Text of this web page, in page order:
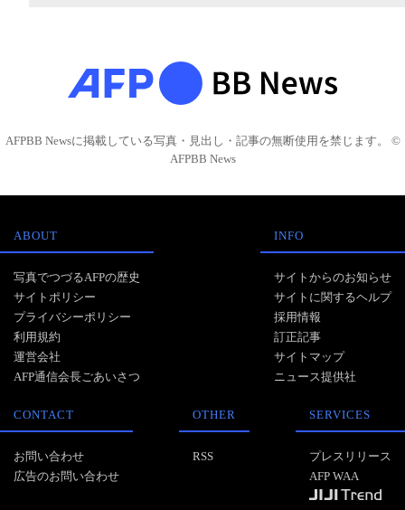
AFPBB Newsに掲載している写真・見出し・記事の無断使用を禁じます。 ©
AFPBB News
ABOUT
写真でつづるAFPの歴史
サイトポリシー
プライバシーポリシー
利用規約
運営会社
AFP通信会長ごあいさつ
INFO
サイトからのお知らせ
サイトに関するヘルプ
採用情報
訂正記事
サイトマップ
ニュース提供社
CONTACT
お問い合わせ
広告のお問い合わせ
OTHER
RSS
SERVICES
プレスリリース
AFP WAA